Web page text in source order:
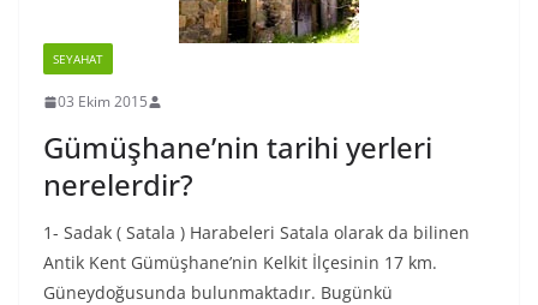
SEYAHAT
03 Ekim 2015
Gümüşhane’nin tarihi yerleri
nerelerdir?
1- Sadak ( Satala ) Harabeleri Satala olarak da bilinen
Antik Kent Gümüşhane’nin Kelkit İlçesinin 17 km.
Güneydoğusunda bulunmaktadır. Bugünkü